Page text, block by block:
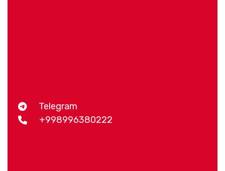
Telegram
+998996380222